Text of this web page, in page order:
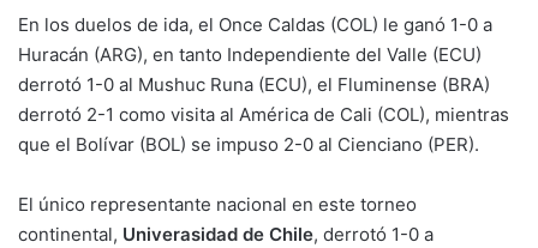
En los duelos de ida, el Once Caldas (COL) le ganó 1-0 a
Huracán (ARG), en tanto Independiente del Valle (ECU)
derrotó 1-0 al Mushuc Runa (ECU), el Fluminense (BRA)
derrotó 2-1 como visita al América de Cali (COL), mientras
que el Bolívar (BOL) se impuso 2-0 al Cienciano (PER).
El único representante nacional en este torneo
continental, Univerasidad de Chile, derrotó 1-0 a